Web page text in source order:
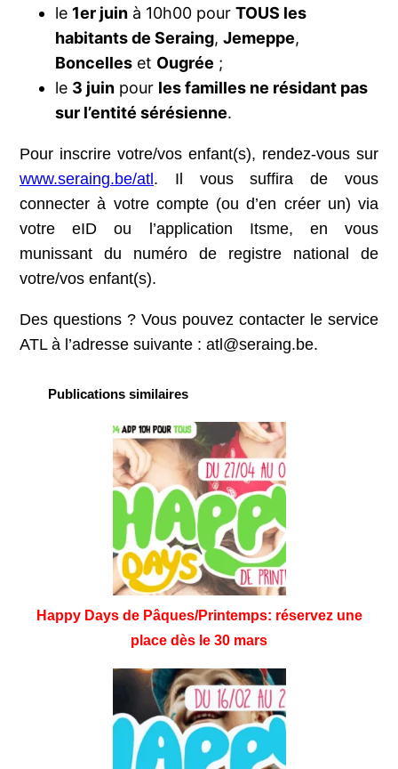
le 1er juin à 10h00 pour TOUS les
habitants de Seraing, Jemeppe,
Boncelles et Ougrée ;
le 3 juin pour les familles ne résidant pas
sur l’entité sérésienne.
Pour inscrire votre/vos enfant(s), rendez-vous sur
www.seraing.be/atl . Il vous suffira de vous
connecter à votre compte (ou d’en créer un) via
votre eID ou l’application Itsme, en vous
munissant du numéro de registre national de
votre/vos enfant(s).
Des questions ? Vous pouvez contacter le service
ATL à l’adresse suivante : atl@seraing.be.
Publications similaires
Happy Days de Pâques/Printemps: réservez une
place dès le 30 mars